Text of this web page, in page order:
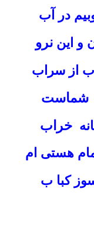
در آب
و این نرو
از سراب
شماست
خراب
هستی ام
کبا ب